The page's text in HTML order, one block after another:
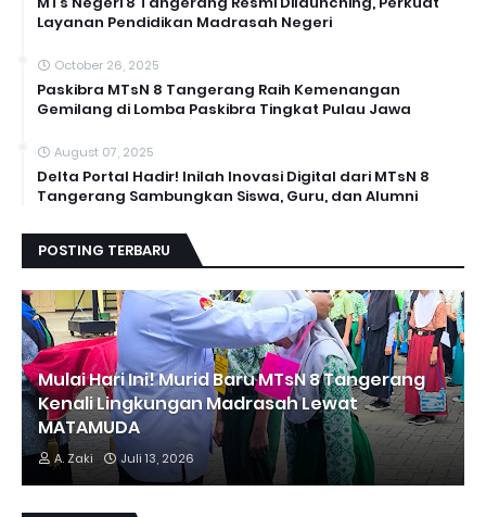
Layanan Pendidikan Madrasah Negeri
October 26, 2025
Paskibra MTsN 8 Tangerang Raih Kemenangan
Gemilang di Lomba Paskibra Tingkat Pulau Jawa
August 07, 2025
Delta Portal Hadir! Inilah Inovasi Digital dari MTsN 8
Tangerang Sambungkan Siswa, Guru, dan Alumni
POSTING TERBARU
Mulai Hari Ini! Murid Baru MTsN 8 Tangerang
Kenali Lingkungan Madrasah Lewat
MATAMUDA
A. Zaki Juli 13, 2026